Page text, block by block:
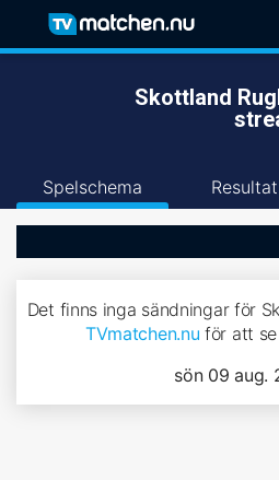
Skottland
Spelschema Resultat
Det finns inga sändningar för
TVmatchen.nu för att se
sön 09 aug.